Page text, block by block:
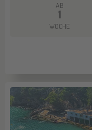
AB
1
WOCHE